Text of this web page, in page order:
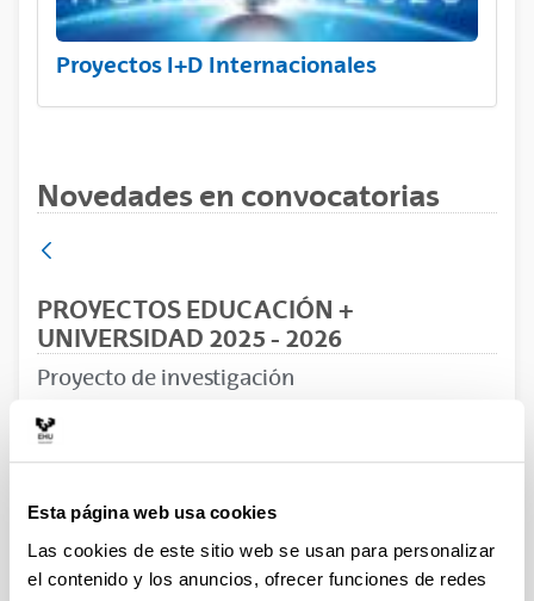
Esta página web usa cookies
Las cookies de este sitio web se usan para personalizar
el contenido y los anuncios, ofrecer funciones de redes
Proyectos I+D Internacionales
Novedades en convocatorias
PROYECTOS EDUCACIÓN +
UNIVERSIDAD 2025 - 2026
Proyecto de investigación
presentación: 12/06/2025)
12/11/2025 Relación provisional de ayudas
concedidas y denegadas. 28/05/2025 Fecha límite
para el envío el Anexo I. Ver resto de plazos internos
para la presentación de solicitudes en el Resumen de